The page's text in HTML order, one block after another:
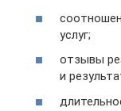
услуг;
отзывы
и